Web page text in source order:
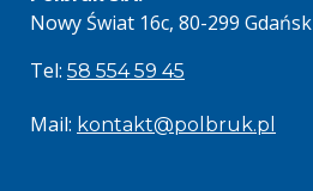
Nowy Świat 16c, 80-299 Gdańsk
Tel: 58 554 59 45
Mail: kontakt@polbruk.pl